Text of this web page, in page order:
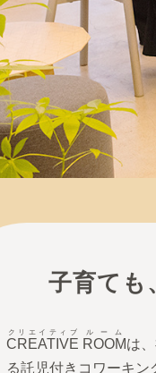
子育ても
CREATIVE
クリエイティブ
ROOM
ルーム
は
る託児付きコワーキン